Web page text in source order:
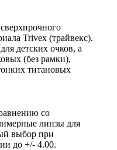
Trivex (трайвекс).
детских очков, а
(без рамки),
титановых
со
линзы для
выбор при
до +/- 4.00.